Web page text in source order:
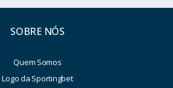
SOBRE NÓS
Quem Somos
Logo da Sportingbet